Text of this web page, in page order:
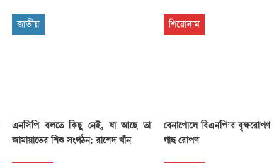
জাতীয়
এনসিপি বলতে কিছু নেই, যা আছে তা
জামায়াতের শিশু সংগঠন: রাশেদ খাঁন
শিরোনাম
বেনাপোলে বিএনপি’র বৃক্ষরোপণ
গাছ রোপণ